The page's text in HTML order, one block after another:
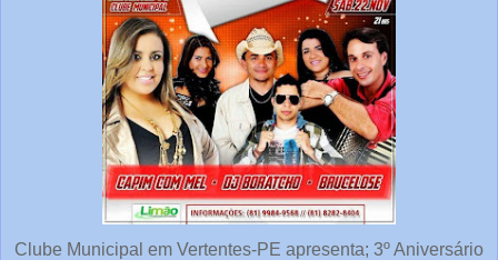
Clube Municipal em Vertentes-PE apresenta; 3º Aniversário